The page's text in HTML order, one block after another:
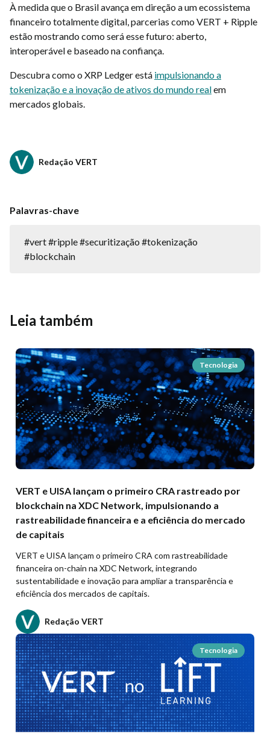
À medida que o Brasil avança em direção a um ecossistema
financeiro totalmente digital, parcerias como VERT + Ripple
estão mostrando como será esse futuro: aberto,
interoperável e baseado na confiança.
Descubra como o XRP Ledger está impulsionando a
tokenização e a inovação de ativos do mundo realem
mercados globais.
Redação VERT
Palavras-chave
#vert #ripple #securitização #tokenização
#blockchain
Leia também
Tecnologia
VERT e UISA lançam o primeiro CRA rastreado por
blockchain na XDC Network, impulsionando a
rastreabilidade financeira e a eficiência do mercado
de capitais
VERT e UISA lançam o primeiro CRA com rastreabilidade
financeira on-chain na XDC Network, integrando
sustentabilidade e inovação para ampliar a transparência e
eficiência dos mercados de capitais.
Redação VERT
Tecnologia